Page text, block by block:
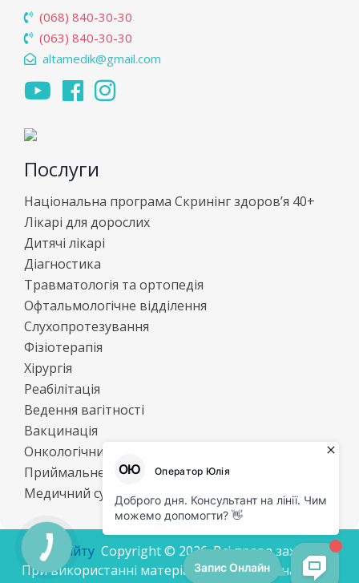
(068) 840-30-30
(063) 840-30-30
altamedik@gmail.com
Послуги
Національна програма Скринінг здоров’я 40+
Лікарі для дорослих
Дитячі лікарі
Діагностика
Травматологія та ортопедія
Офтальмологічне відділення
Слухопротезування
Фізіотерапія
Хірургія
Реабілітація
Ведення вагітності
Вакцинація
Онкологічний центр
Приймальне відділення
Медичний супровід спеціалізованої бригади
Мапа сайту Cоpyright © 2026. Всі права захищені.
При використанні матеріалів посилання на сайт є